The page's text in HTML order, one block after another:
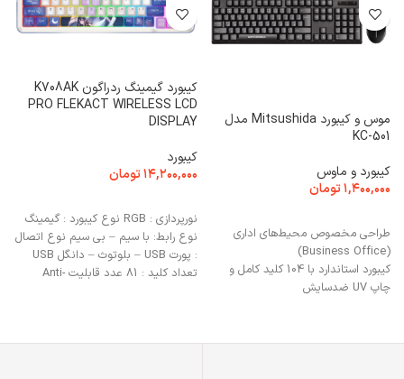
موس و کیبورد Mitsushida مدل
KC-501
کیبورد و ماوس
۱,۴۰۰,۰۰۰تومان
طراحی مخصوص محیط‌های اداری
(Business Office)
کیبورد استاندارد با 104 کلید کامل و
چاپ UV ضدسایش
آب (Waterproof Design)
کیبورد گیمینگ ردراگون K708AK
PRO FLEKACT WIRELESS LCD
DISPLAY
کیبورد
۱۴,۲۰۰,۰۰۰تومان
نورپردازی : RGB نوع کیبورد : گیمینگ
نوع رابط: با سیم – بی سیم نوع اتصال
: پورت USB – بلوتوث – دانگل USB
تعداد کلید : 81 عدد قابلیت Anti-